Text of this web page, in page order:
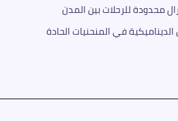
محدودة للرحلات بين المدن